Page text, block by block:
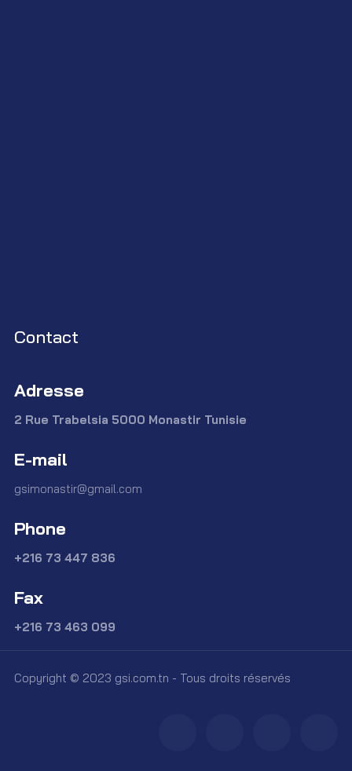
Contact
Adresse
2 Rue Trabelsia 5000 Monastir Tunisie
E-mail
gsimonastir@gmail.com
Phone
+216 73 447 836
Fax
+216 73 463 099
Copyright © 2023 gsi.com.tn - Tous droits réservés